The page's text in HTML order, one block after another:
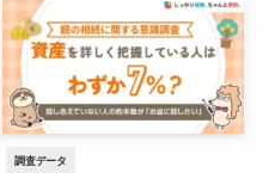
調査データ